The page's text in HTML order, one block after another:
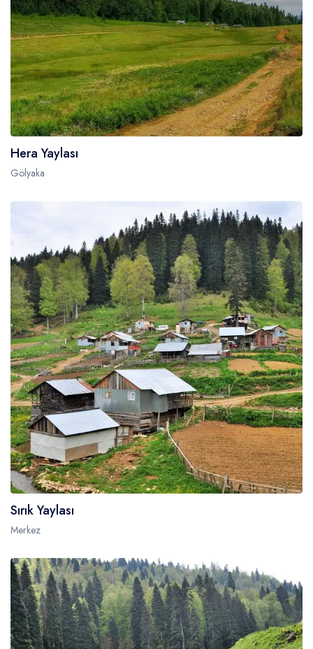
Hera Yaylası
Gölyaka
Sırık Yaylası
Merkez